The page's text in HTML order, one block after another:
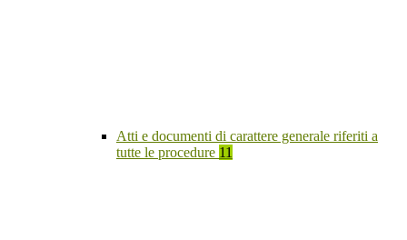
Atti e documenti di carattere generale riferiti a
tutte le procedure 11